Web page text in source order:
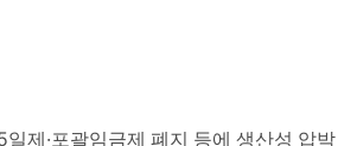
일제·포괄임금제 폐지 등에 생산성 압박